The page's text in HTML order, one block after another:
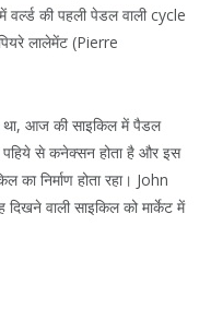
की पहली पेडल वाली cycle
लालेमेंट (Pierre
था, आज की साइकिल में पैडल
पहिये से कनेक्सन होता है और इस
का निर्माण होता रहा। John
वाली साइकिल को मार्केट में